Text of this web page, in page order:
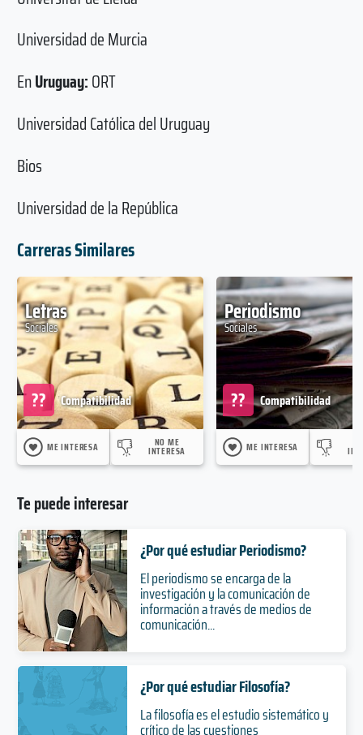
Universidad de Murcia
EnUruguay:ORT
Universidad Católica del Uruguay
Bios
Universidad de la República
Carreras Similares
Letras
Sociales
Compatibilidad
??
ME INTERESA NO ME
INTERESA
Periodismo
Sociales
Compatibilidad
??
ME INTERESA
Te puede interesar
¿Por qué estudiar Periodismo?
El periodismo se encarga de la
investigación y la comunicación de
información a través de medios de
comunicación...
¿Por qué estudiar Filosofía?
La filosofía es el estudio sistemático y
crítico de las cuestiones